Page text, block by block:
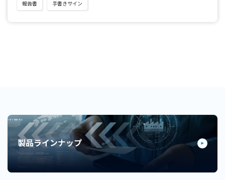
報告書 手書きサイン
製品ラインナップ